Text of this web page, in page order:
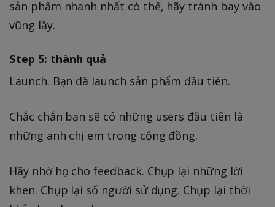
sản phẩm nhanh nhất có thể, hãy tránh bay vào
vũng lầy.
Step 5: thành quả
Launch. Bạn đã launch sản phẩm đầu tiên.
Chắc chắn bạn sẽ có những users đầu tiên là
những anh chị em trong cộng đồng.
Hãy nhờ họ cho feedback. Chụp lại những lời
khen. Chụp lại số người sử dụng. Chụp lại thời